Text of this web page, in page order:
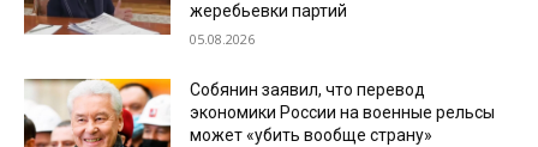
жеребьевки партий
05.08.2026
Собянин заявил, что перевод
экономики России на военные рельсы
может «убить вообще страну»